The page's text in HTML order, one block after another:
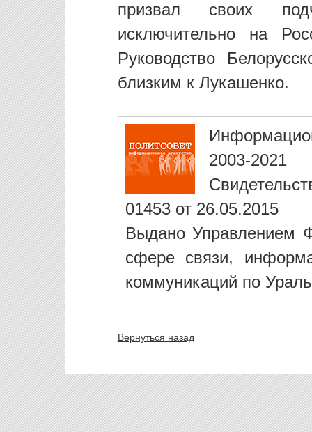
призвал своих
исключительно на
Руководство
близким к Лукашенко.
2003-2021
01453 от 26.05.2015
Выдано Управлением
сфере связи,
коммуникаций по
Вернуться назад